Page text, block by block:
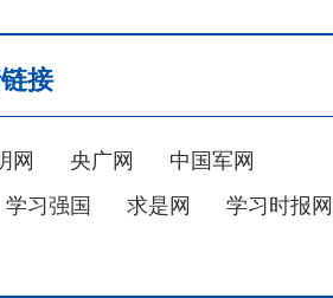
接
网 央广网
中国军网
学习强国 求是网
学习时报网